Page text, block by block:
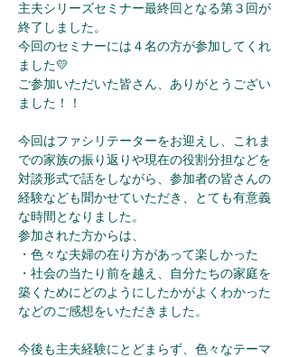
主夫シリーズセミナー最終回となる第３回が
終了しました。
今回のセミナーには４名の方が参加してくれ
ました💛
ご参加いただいた皆さん、ありがとうござい
ました！！
今回はファシリテーターをお迎えし、これま
での家族の振り返りや現在の役割分担などを
対談形式で話をしながら、参加者の皆さんの
経験なども聞かせていただき、とても有意義
な時間となりました。
参加された方からは、
・色々な夫婦の在り方があって楽しかった
・社会の当たり前を越え、自分たちの家庭を
築くためにどのようにしたかがよくわかった
などのご感想をいただきました。
今後も主夫経験にとどまらず、色々なテーマ